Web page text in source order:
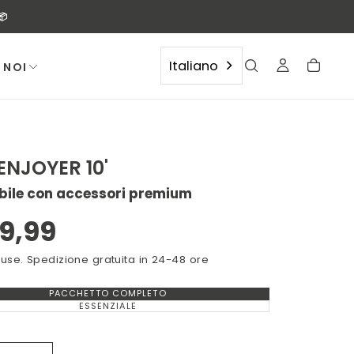
Italiano
10'
con accessori premium
Spedizione gratuita in 24-48 ore
PACCHETTO COMPLETO
VARIANTE
ESAURITA
O
ESSENZIALE
VARIANTE